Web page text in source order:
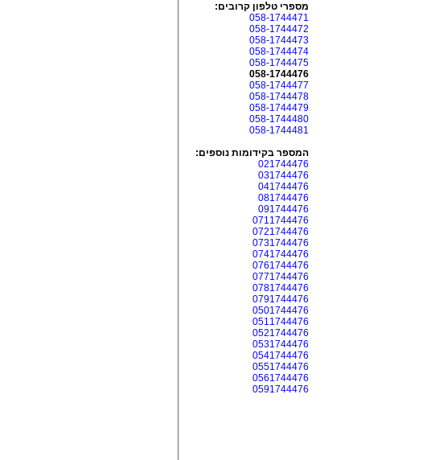
מספרי טלפון קרובים:
058-1744471
058-1744472
058-1744473
058-1744474
058-1744475
058-1744476
058-1744477
058-1744478
058-1744479
058-1744480
058-1744481
המספר בקידומות נוספים:
021744476
031744476
041744476
081744476
091744476
0711744476
0721744476
0731744476
0741744476
0761744476
0771744476
0781744476
0791744476
0501744476
0511744476
0521744476
0531744476
0541744476
0551744476
0561744476
0591744476